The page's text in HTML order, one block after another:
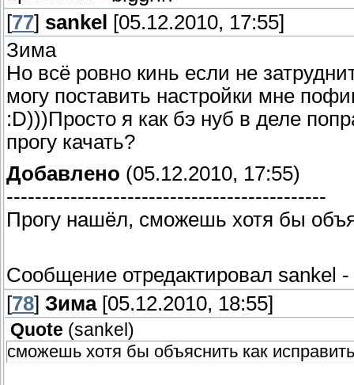
[77] sankel
[05.12.2010, 17:55]
Зима
Но всё ровно кинь если не
могу поставить настройки мне
:D)))Просто я как бэ нуб в деле
прогу качать?
Добавлено (05.12.2010, 17:55)
---------------------------------------------
Прогу нашёл, сможешь хотя бы
Сообщение отредактировал sankel -
[78] Зима[05.12.2010, 18:55]
Quote (sankel )
сможешь хотя бы объяснить как исправить